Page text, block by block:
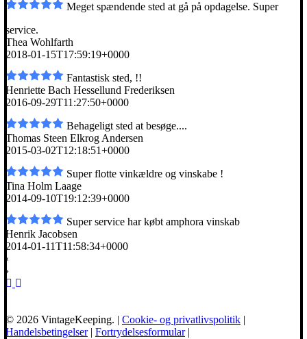
Meget spændende sted at gå på opdagelse. Super
service.
Thea Wohlfarth
2018-01-15T17:59:19+0000
Fantastisk sted, !!
Henriette Bach Hessellund Frederiksen
2016-09-29T11:27:50+0000
Behageligt sted at besøge....
Thomas Steen Elkrog Andersen
2015-03-02T12:18:51+0000
Super flotte vinkældre og vinskabe !
Tina Holm Laage
2014-09-10T19:12:39+0000
Super service har købt amphora vinskab
Henrik Jacobsen
2014-01-11T11:58:34+0000
‹
›
© 2026 VintageKeeping. | Cookie- og privatlivspolitik |
Handelsbetingelser| Fortrydelsesformular|